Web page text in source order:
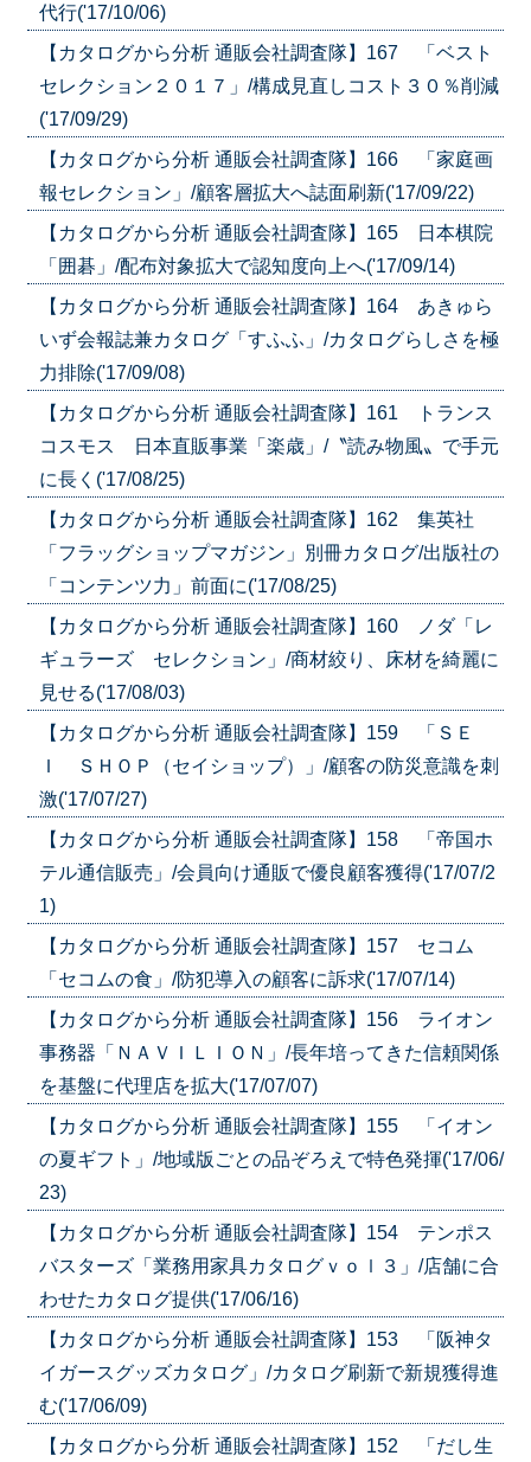
代行('17/10/06)
【カタログから分析 通販会社調査隊】167 「ベスト
セレクション２０１７」/構成見直しコスト３０％削減
('17/09/29)
【カタログから分析 通販会社調査隊】166 「家庭画
報セレクション」/顧客層拡大へ誌面刷新('17/09/22)
【カタログから分析 通販会社調査隊】165 日本棋院
「囲碁」/配布対象拡大で認知度向上へ('17/09/14)
【カタログから分析 通販会社調査隊】164 あきゅら
いず会報誌兼カタログ「すふふ」/カタログらしさを極
力排除('17/09/08)
【カタログから分析 通販会社調査隊】161 トランス
コスモス 日本直販事業「楽歳」/〝読み物風〟で手元
に長く('17/08/25)
【カタログから分析 通販会社調査隊】162 集英社
「フラッグショップマガジン」別冊カタログ/出版社の
「コンテンツ力」前面に('17/08/25)
【カタログから分析 通販会社調査隊】160 ノダ「レ
ギュラーズ セレクション」/商材絞り、床材を綺麗に
見せる('17/08/03)
【カタログから分析 通販会社調査隊】159 「ＳＥ
Ｉ ＳＨＯＰ（セイショップ）」/顧客の防災意識を刺
激('17/07/27)
【カタログから分析 通販会社調査隊】158 「帝国ホ
テル通信販売」/会員向け通販で優良顧客獲得('17/07/2
1)
【カタログから分析 通販会社調査隊】157 セコム
「セコムの食」/防犯導入の顧客に訴求('17/07/14)
【カタログから分析 通販会社調査隊】156 ライオン
事務器「ＮＡＶＩＬＩＯＮ」/長年培ってきた信頼関係
を基盤に代理店を拡大('17/07/07)
【カタログから分析 通販会社調査隊】155 「イオン
の夏ギフト」/地域版ごとの品ぞろえで特色発揮('17/06/
23)
【カタログから分析 通販会社調査隊】154 テンポス
バスターズ「業務用家具カタログｖｏｌ３」/店舗に合
わせたカタログ提供('17/06/16)
【カタログから分析 通販会社調査隊】153 「阪神タ
イガースグッズカタログ」/カタログ刷新で新規獲得進
む('17/06/09)
【カタログから分析 通販会社調査隊】152 「だし生